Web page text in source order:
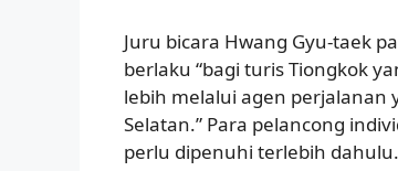
Juru bicara Hwang Gyu-taek
berlaku “bagi turis Tiongkok
lebih melalui agen perjalanan
Selatan.” Para pelancong
perlu dipenuhi terlebih dahulu.